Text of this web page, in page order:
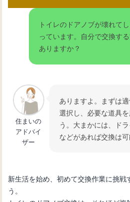
トイレタン
力的な飾り
トイレタン
ついて知ろ
ムーズに
トイレのドアノブが壊れて
っています。自分で交換す
ありますか？
住まいの
アドバイ
ザー
ありますよ。まずは
選択し、必要な道具
う。大まかには、ド
などがあれば交換は可
新生活を始め、初めて交換作業に挑戦
う。